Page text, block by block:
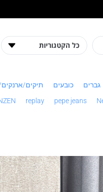
גברים כובעים תיקים/
pepe jeans
replay